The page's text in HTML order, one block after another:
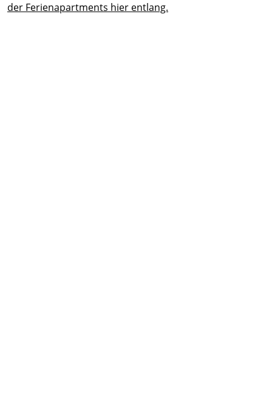
der Ferienapartments hier entlang.